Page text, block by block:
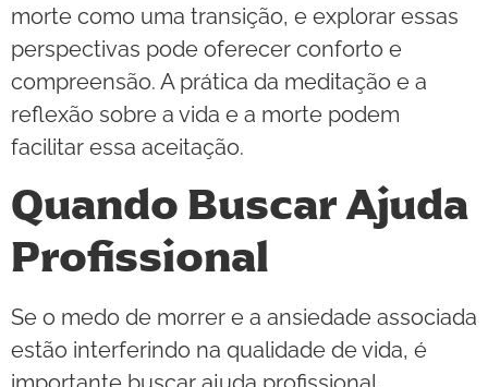
morte como uma transição, e explorar essas
perspectivas pode oferecer conforto e
compreensão. A prática da meditação e a
reflexão sobre a vida e a morte podem
facilitar essa aceitação.
Quando Buscar Ajuda
Profissional
Se o medo de morrer e a ansiedade associada
estão interferindo na qualidade de vida, é